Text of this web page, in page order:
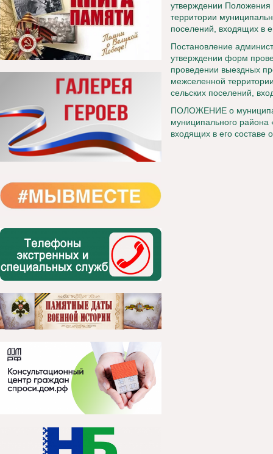
утверждении
территории
поселений, входящих в
Постановление
утверждении форм
проведении выездных
межселенной
сельских поселений,
ПОЛОЖЕНИЕ о
муниципального района
входящих в его